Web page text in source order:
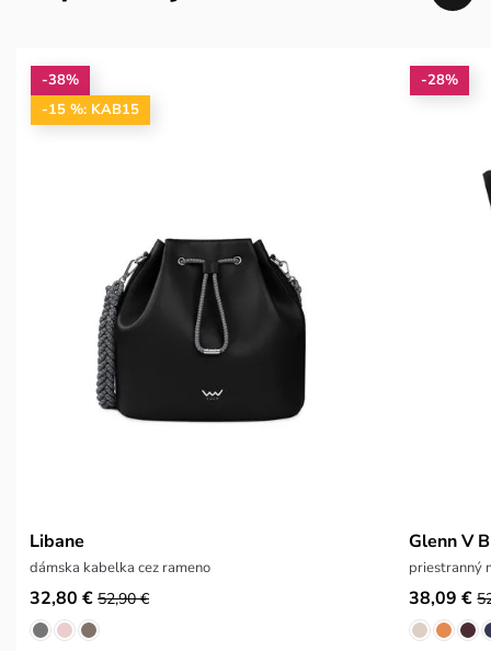
-38%
-15 %: KAB15
Libane
dámska kabelka cez rameno
32,80 € 52,90 €
-28%
Glenn V
priestranný
38,09 €